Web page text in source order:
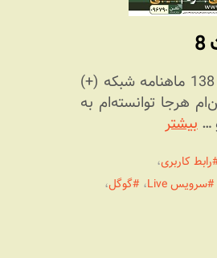
یادداشت من در شماره 138 ماهنامه شبکه (+)
هرجا توانسته‌ام به
…بیشتر
رابط کاربری،
سرویس Live ، گوگل،